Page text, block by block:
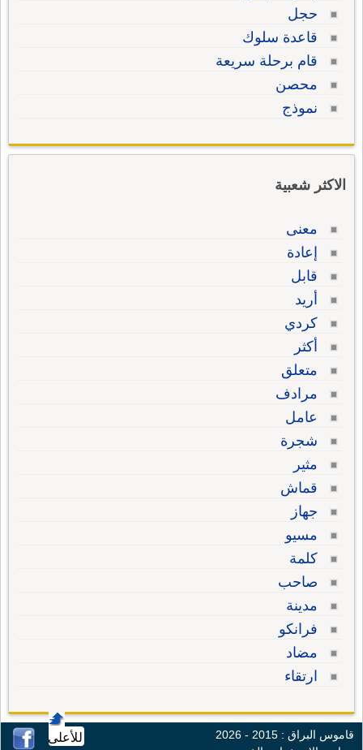
حجل
قاعدة سلوك
قام برحلة سريعة
محصن
نموذج
الاكثر شعبية
معنى
إعادة
قابل
أريد
كردي
أكثر
متعلق
مرادف
عامل
شجرة
مثير
قماش
جهاز
مسيو
كلمة
صاحب
مدينة
فرانكو
مضاد
ارتقاء
للأعلى
قاموس البراق : 2015 - 2026